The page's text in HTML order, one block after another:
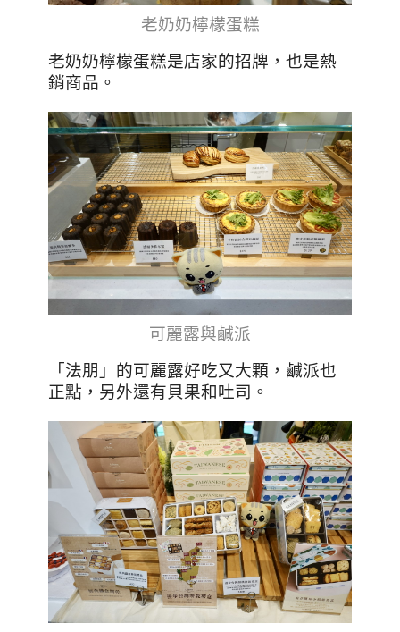
老奶奶檸檬蛋糕
老奶奶檸檬蛋糕是店家的招牌，也是熱
銷商品 。
可麗露與鹹派
「法朋」的可麗露好吃又大顆，鹹派也
正點，另外還有貝果和吐司 。